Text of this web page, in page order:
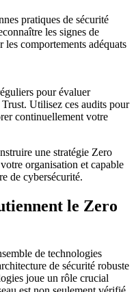
pratiques de sécurité
les signes de
les comportements adéquats
pour évaluer
Utilisez ces audits pour
continuellement votre
une stratégie Zero
organisation et capable
de cybersécurité.
le Zero
de technologies
de sécurité robuste
joue un rôle crucial